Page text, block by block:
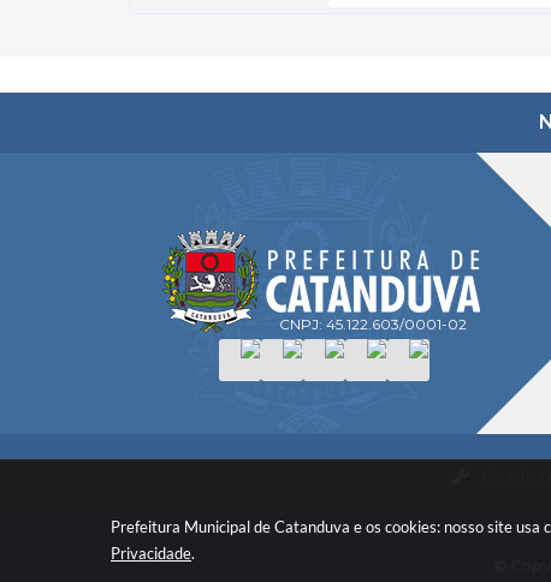
Prefeitura Municipal de Catanduva e os cookies: nosso site
Privacidade.
CNPJ: 45.122.603/0001-02